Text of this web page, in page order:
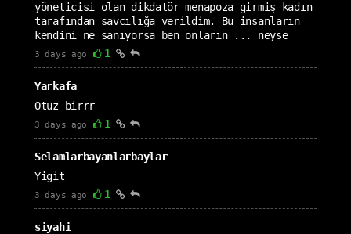
yöneticisi olan dikdatör menapoza girmiş kadın
tarafından savcılığa verildim. Bu insanların
kendini ne sanıyorsa ben onların ... neyse
3 days ago 1
Yarkafa
Otuz birrr
3 days ago 1
Selamlarbayanlarbaylar
Yigit
3 days ago 1
siyahi